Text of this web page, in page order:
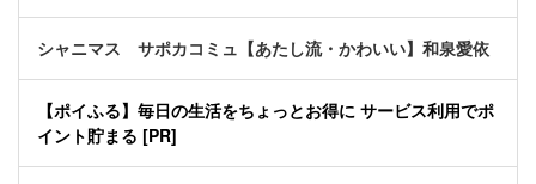
シャニマス サポカコミュ【あたし流・かわいい】和泉愛依
【ポイふる】毎日の生活をちょっとお得に サービス利用でポ
イント貯まる [PR]